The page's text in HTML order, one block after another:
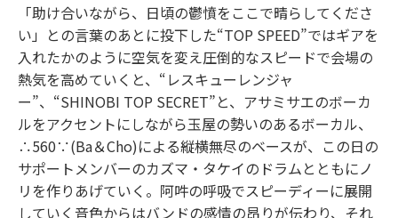
「助け合いながら、日頃の鬱憤をここで晴らしてくださ
い」との言葉のあとに投下した“TOP SPEED”ではギアを
入れたかのように空気を変え圧倒的なスピードで会場の
熱気を高めていくと、“レスキューレンジャ
ー”、“SHINOBI TOP SECRET”と、アサミサエのボーカ
ルをアクセントにしながら玉屋の勢いのあるボーカル、
∴560∵(Ba＆Cho)による縦横無尽のベースが、この日の
サポートメンバーのカズマ・タケイのドラムとともにノ
リを作りあげていく。阿吽の呼吸でスピーディーに展開
していく音色からはバンドの感情の昂りが伝わり、それ